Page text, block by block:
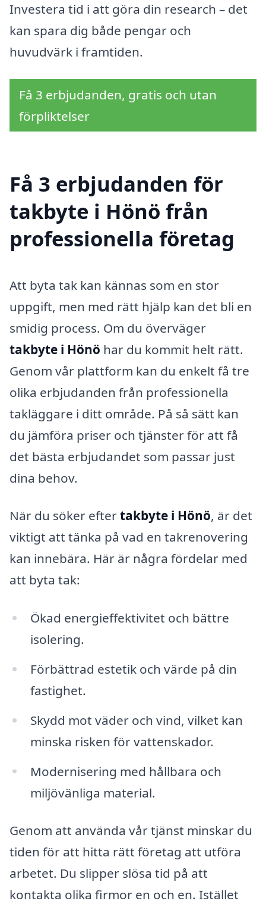
Investera tid i att göra din research – det
kan spara dig både pengar och
huvudvärk i framtiden.
Få 3 erbjudanden, gratis och utan
förpliktelser
Få 3 erbjudanden för
takbyte i Hönö från
professionella företag
Att byta tak kan kännas som en stor
uppgift, men med rätt hjälp kan det bli en
smidig process. Om du överväger
takbyte i Hönö har du kommit helt rätt.
Genom vår plattform kan du enkelt få tre
olika erbjudanden från professionella
takläggare i ditt område. På så sätt kan
du jämföra priser och tjänster för att få
det bästa erbjudandet som passar just
dina behov.
När du söker eftertakbyte i Hönö, är det
viktigt att tänka på vad en takrenovering
kan innebära. Här är några fördelar med
att byta tak:
Ökad energieffektivitet och bättre
isolering.
Förbättrad estetik och värde på din
fastighet.
Skydd mot väder och vind, vilket kan
minska risken för vattenskador.
Modernisering med hållbara och
miljövänliga material.
Genom att använda vår tjänst minskar du
tiden för att hitta rätt företag att utföra
arbetet. Du slipper slösa tid på att
kontakta olika firmor en och en. Istället